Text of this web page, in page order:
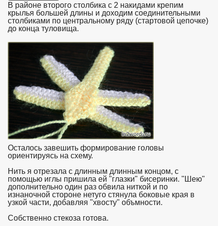
В районе второго столбика с 2 накидами крепим
крылья большей длины и доходим соединительными
столбиками по центральному ряду (стартовой цепочке)
до конца туловища.
Осталось завешить формирование головы
ориентируясь на схему.
Нить я отрезала с длинным длинным концом, с
помощью иглы пришила ей "глазки" бисеринки. "Шею"
дополнительно один раз обвила ниткой и по
изнаночной стороне нетуго стянула боковые края в
узкой части, добавляя "хвосту" объмности.
Собственно стекоза готова.